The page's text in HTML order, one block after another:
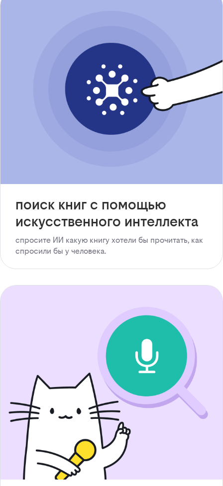
поиск книг с помощью
искусственного интеллекта
спросите ИИ какую книгу хотели бы прочитать, как
спросили бы у человека.